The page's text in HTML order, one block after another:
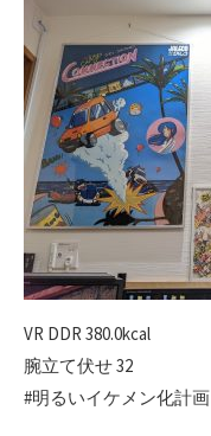
VR DDR 380.0kcal
腕立て伏せ 32
#明るいイケメン化計画